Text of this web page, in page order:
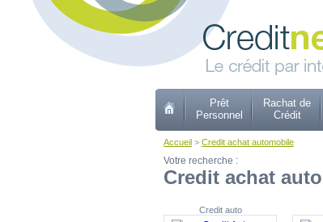
Prêt
Personnel
Rachat de
Crédit
Accueil > Credit achat automobile
Votre recherche :
Credit achat
Credit auto